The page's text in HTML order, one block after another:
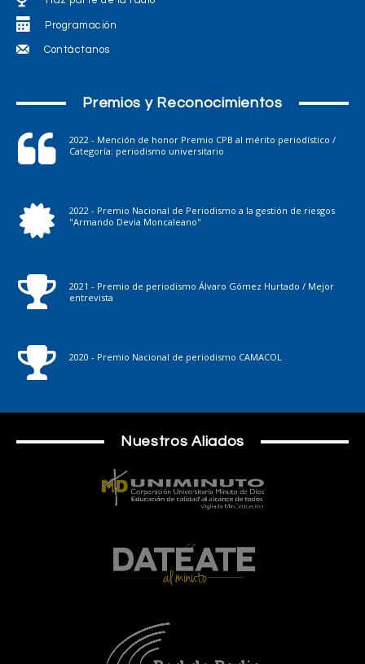
Programación
Contáctanos
Premios y Reconocimientos
2022 - Mención de honor Premio CPB al mérito periodístico /
Categoría: periodismo universitario
2022 - Premio Nacional de Periodismo a la gestión de riesgos
"Armando Devia Moncaleano"
2021 - Premio de periodismo Álvaro Gómez Hurtado / Mejor
entrevista
2020 - Premio Nacional de periodismo CAMACOL
Nuestros Aliados